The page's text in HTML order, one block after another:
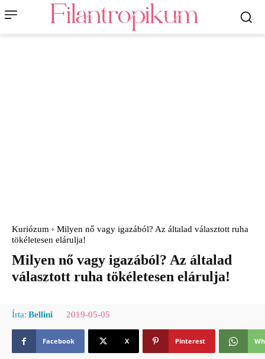
Kuriózum
Milyen nő vagy igazából? Az általad választott ruha
tökéletesen elárulja!
Milyen nő vagy igazából? Az általad
választott ruha tökéletesen elárulja!
Írta: Bellini 2019-05-05
Facebook X Pinterest